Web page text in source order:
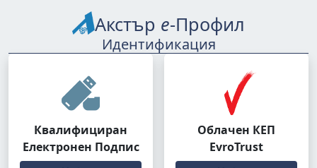
Акстър е-Профил
Идентификация
Квалифициран
Електронен Подпис
Облачен КЕП
EvroTrust